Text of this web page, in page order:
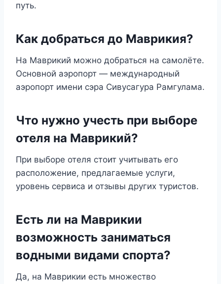
путь.
Как добраться до Маврикия?
На Маврикий можно добраться на самолёте.
Основной аэропорт — международный
аэропорт имени сэра Сивусагура Рамгулама.
Что нужно учесть при выборе
отеля на Маврикий?
При выборе отеля стоит учитывать его
расположение, предлагаемые услуги,
уровень сервиса и отзывы других туристов.
Есть ли на Маврикии
возможность заниматься
водными видами спорта?
Да, на Маврикии есть множество